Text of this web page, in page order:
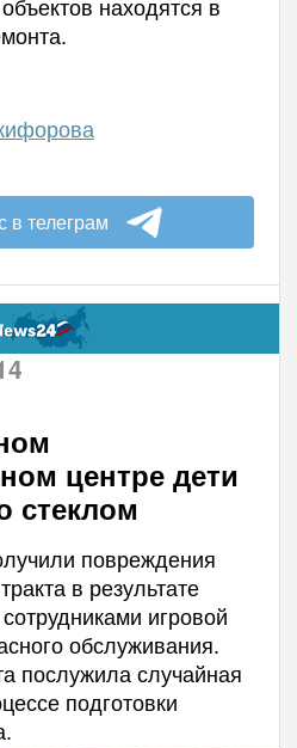
в телеграм
центре дети
стеклом
повреждения
в результате
игровой
обслуживания.
послужила случайная
подготовки